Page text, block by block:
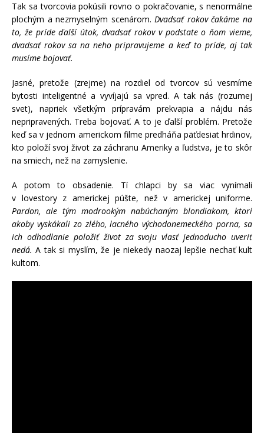
Tak sa tvorcovia pokúsili rovno o pokračovanie, s nenormálne
plochým a nezmyselným scenárom.Dvadsať rokov čakáme na
to, že príde ďalší útok, dvadsať rokov v podstate o ňom vieme,
dvadsať rokov sa na neho pripravujeme a keď to príde, aj tak
musíme bojovať.
Jasné, pretože (zrejme) na rozdiel od tvorcov sú vesmírne
bytosti inteligentné a vyvíjajú sa vpred. A tak nás (rozumej
svet), napriek všetkým prípravám prekvapia a nájdu nás
nepripravených. Treba bojovať. A to je ďalší problém. Pretože
keď sa v jednom americkom filme predháňa päťdesiat hrdinov,
kto položí svoj život za záchranu Ameriky a ľudstva, je to skôr
na smiech, než na zamyslenie.
A potom to obsadenie. Tí chlapci by sa viac vynímali
v lovestory z americkej púšte, než v americkej uniforme.
Pardon, ale tým modrookým nabúchaným blondiakom, ktorí
akoby vyskákali zo zlého, lacného východonemeckého porna, sa
ich odhodlanie položiť život za svoju vlasť jednoducho uveriť
nedá. A tak si myslím, že je niekedy naozaj lepšie nechať kult
kultom.